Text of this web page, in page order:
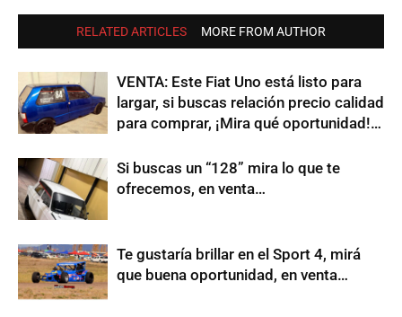
RELATED ARTICLES MORE FROM AUTHOR
VENTA: Este Fiat Uno está listo para
largar, si buscas relación precio calidad
para comprar, ¡Mira qué oportunidad!…
Si buscas un “128” mira lo que te
ofrecemos, en venta…
Te gustaría brillar en el Sport 4, mirá
que buena oportunidad, en venta…